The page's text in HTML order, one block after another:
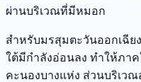
ผ่านบริเวณที่มีหมอก
สำหรับมรสุมตะวันออกเฉี
ใต้มีกำลังอ่อนลง ทำให้ภา
คะนองบางแห่ง ส่วนบริเว